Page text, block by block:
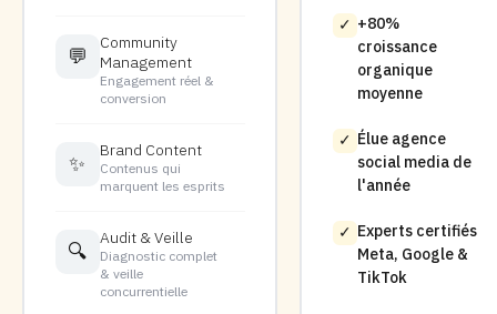
💬
Community
Management
Engagement réel &
conversion
✨
Brand Content
Contenus qui
marquent les esprits
🔍
Audit & Veille
Diagnostic complet
& veille
concurrentielle
✓ +80%
croissance
organique
moyenne
✓ Élue agence
social media de
l'année
✓ Experts certifiés
Meta, Google &
TikTok